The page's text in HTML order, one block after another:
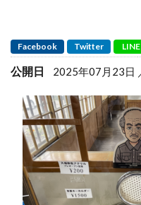
Facebook Twitter LINE
公開日 2025年07月23日